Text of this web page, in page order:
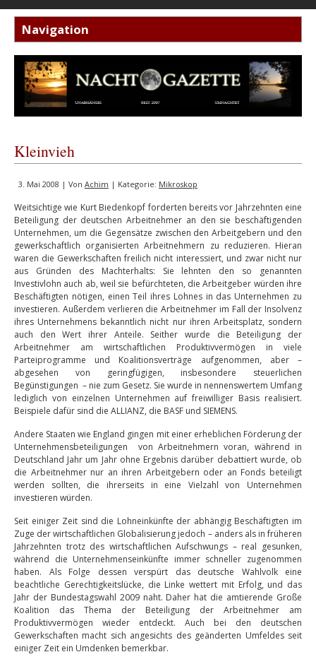
Kleinvieh
3. Mai 2008 | Von Achim | Kategorie: Mikroskop
Weitsichtige wie Kurt Biedenkopf forderten bereits vor Jahrzehnten eine
Beteiligung der deutschen Arbeitnehmer an den sie beschäftigenden
Unternehmen, um die Gegensätze zwischen den Arbeitgebern und den
gewerkschaftlich organisierten Arbeitnehmern zu reduzieren. Hieran
waren die Gewerkschaften freilich nicht interessiert, und zwar nicht nur
aus Gründen des Machterhalts: Sie lehnten den so genannten
Investivlohn auch ab, weil sie befürchteten, die Arbeitgeber würden ihre
Beschäftigten nötigen, einen Teil ihres Lohnes in das Unternehmen zu
investieren. Außerdem verlieren die Arbeitnehmer im Fall der Insolvenz
ihres Unternehmens bekanntlich nicht nur ihren Arbeitsplatz, sondern
auch den Wert ihrer Anteile. Seither wurde die Beteiligung der
Arbeitnehmer am wirtschaftlichen Produktivvermögen in viele
Parteiprogramme und Koalitionsverträge aufgenommen, aber –
abgesehen von geringfügigen, insbesondere steuerlichen
Begünstigungen – nie zum Gesetz. Sie wurde in nennenswertem Umfang
lediglich von einzelnen Unternehmen auf freiwilliger Basis realisiert.
Beispiele dafür sind die ALLIANZ, die BASF und SIEMENS.
Andere Staaten wie England gingen mit einer erheblichen Förderung der
Unternehmensbeteiligungen von Arbeitnehmern voran, während in
Deutschland Jahr um Jahr ohne Ergebnis darüber debattiert wurde, ob
die Arbeitnehmer nur an ihren Arbeitgebern oder an Fonds beteiligt
werden sollten, die ihrerseits in eine Vielzahl von Unternehmen
investieren würden.
Seit einiger Zeit sind die Lohneinkünfte der abhängig Beschäftigten im
Zuge der wirtschaftlichen Globalisierung jedoch – anders als in früheren
Jahrzehnten trotz des wirtschaftlichen Aufschwungs – real gesunken,
während die Unternehmenseinkünfte immer schneller zugenommen
haben. Als Folge dessen verspürt das deutsche Wahlvolk eine
beachtliche Gerechtigkeitslücke, die Linke wettert mit Erfolg, und das
Jahr der Bundestagswahl 2009 naht. Daher hat die amtierende Große
Koalition das Thema der Beteiligung der Arbeitnehmer am
Produktivvermögen wieder entdeckt. Auch bei den deutschen
Gewerkschaften macht sich angesichts des geänderten Umfeldes seit
einiger Zeit ein Umdenken bemerkbar.